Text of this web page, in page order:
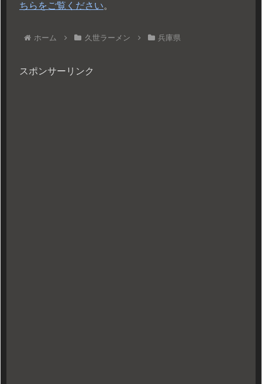
ちらをご覧ください。
ホーム 久世ラーメン 兵庫県
スポンサーリンク